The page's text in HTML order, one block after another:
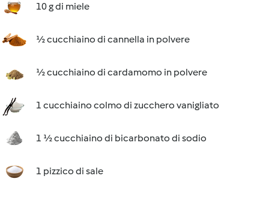
10 g di miele
½ cucchiaino di cannella in polvere
½ cucchiaino di cardamomo in polvere
1 cucchiaino colmo di zucchero vanigliato
1 ½ cucchiaino di bicarbonato di sodio
1 pizzico di sale